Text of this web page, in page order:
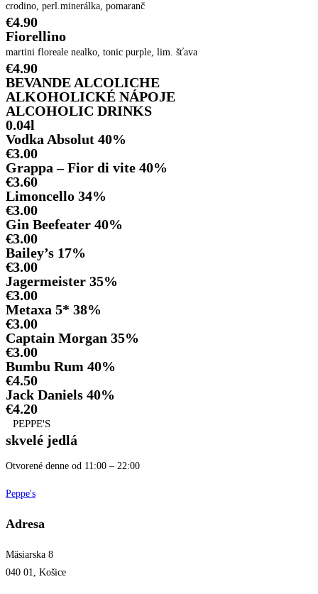
crodino, perl.minerálka, pomaranč
€4.90
Fiorellino
martini floreale nealko, tonic purple, lim. šťava
€4.90
BEVANDE ALCOLICHE
ALKOHOLICKÉ NÁPOJE
ALCOHOLIC DRINKS
0.04l
Vodka Absolut 40%
€3.00
Grappa – Fior di vite 40%
€3.60
Limoncello 34%
€3.00
Gin Beefeater 40%
€3.00
Bailey’s 17%
€3.00
Jagermeister 35%
€3.00
Metaxa 5* 38%
€3.00
Captain Morgan 35%
€3.00
Bumbu Rum 40%
€4.50
Jack Daniels 40%
€4.20
PEPPE'S
skvelé jedlá
Otvorené denne od 11:00 – 22:00
Peppe's
Adresa
Mäsiarska 8
040 01, Košice